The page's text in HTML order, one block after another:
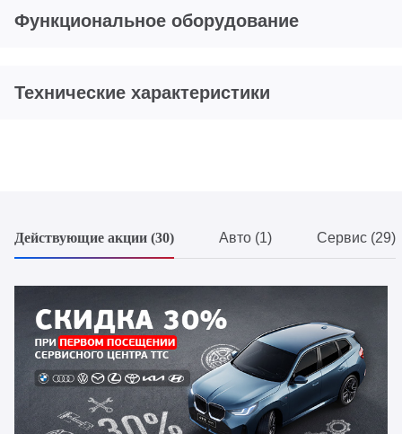
Функциональное оборудование
Технические характеристики
Действующие акции (30) Авто (1) Сервис (29)